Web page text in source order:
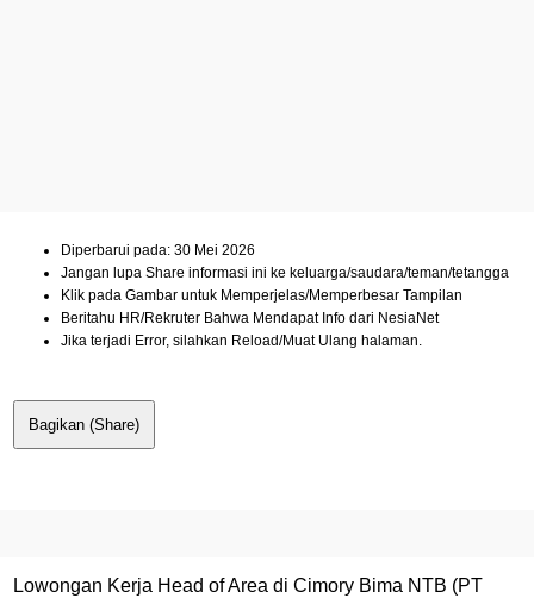
Diperbarui pada: 30 Mei 2026
Jangan lupa Share informasi ini ke keluarga/saudara/teman/tetangga
Klik pada Gambar untuk Memperjelas/Memperbesar Tampilan
Beritahu HR/Rekruter Bahwa Mendapat Info dari NesiaNet
Jika terjadi Error, silahkan Reload/Muat Ulang halaman.
Bagikan (Share)
Lowongan Kerja Head of Area di Cimory Bima NTB (PT